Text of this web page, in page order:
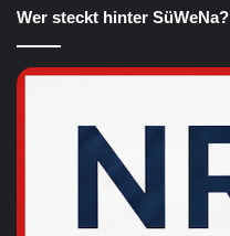
Wer steckt hinter SüWeNa?